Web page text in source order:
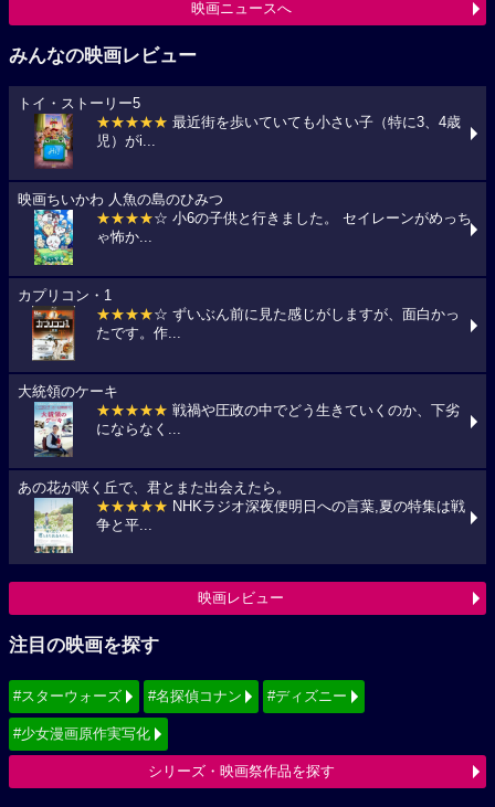
映画ニュースへ
みんなの映画レビュー
トイ・ストーリー5
★★★★★ 最近街を歩いていても小さい子（特に3、4歳
児）がi...
映画ちいかわ 人魚の島のひみつ
★★★★☆ 小6の子供と行きました。 セイレーンがめっち
ゃ怖か...
カプリコン・1
★★★★☆ ずいぶん前に見た感じがしますが、面白かっ
たです。作...
大統領のケーキ
★★★★★ 戦禍や圧政の中でどう生きていくのか、下劣
にならなく...
あの花が咲く丘で、君とまた出会えたら。
★★★★★ NHKラジオ深夜便明日への言葉,夏の特集は戦
争と平...
映画レビュー
注目の映画を探す
#スターウォーズ #名探偵コナン #ディズニー
#少女漫画原作実写化
シリーズ・映画祭作品を探す